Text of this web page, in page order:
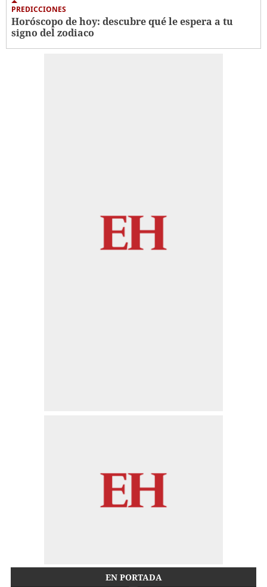
PREDICCIONES
Horóscopo de hoy: descubre qué le espera a tu
signo del zodiaco
EN PORTADA